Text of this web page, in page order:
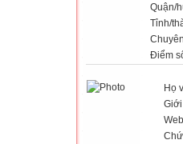
Quận/
Tỉnh/
Điểm
Họ